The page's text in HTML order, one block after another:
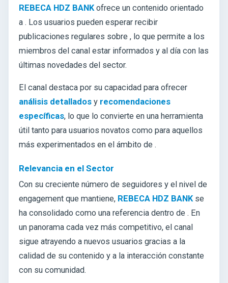
REBECA HDZ BANK ofrece un contenido orientado
a . Los usuarios pueden esperar recibir
publicaciones regulares sobre , lo que permite a los
miembros del canal estar informados y al día con las
últimas novedades del sector.
El canal destaca por su capacidad para ofrecer
análisis detallados y recomendaciones
específicas, lo que lo convierte en una herramienta
útil tanto para usuarios novatos como para aquellos
más experimentados en el ámbito de .
Relevancia en el Sector
Con su creciente número de seguidores y el nivel de
engagement que mantiene, REBECA HDZ BANK se
ha consolidado como una referencia dentro de . En
un panorama cada vez más competitivo, el canal
sigue atrayendo a nuevos usuarios gracias a la
calidad de su contenido y a la interacción constante
con su comunidad.